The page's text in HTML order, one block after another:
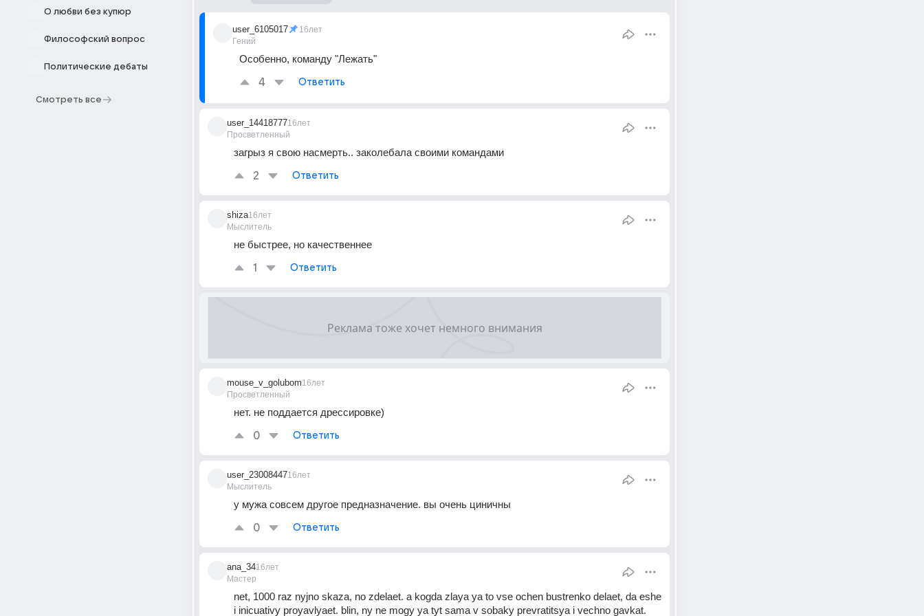
О любви без купюр
Философский вопрос
Политические дебаты
Смотреть все
user_6105017
Гений
16лет
Особенно, команду "Лежать"
4 Ответить
user_14418777
Просветленный
16лет
загрыз я свою насмерть.. заколебала своими командами
2 Ответить
shiza
Мыслитель
16лет
не быстрее, но качественнее
1 Ответить
mouse_v_golubom
Просветленный
16лет
нет. не поддается дрессировке)
0 Ответить
user_23008447
Мыслитель
16лет
у мужа совсем другое предназначение. вы очень циничны
0 Ответить
ana_34
Мастер
16лет
net, 1000 raz nyjno skaza, no zdelaet. a kogda zlaya ya to vse ochen bustrenko delaet, da eshe
i inicuativy proyavlyaet. blin, ny ne mogy ya tyt sama v sobaky prevratitsya i vechno gavkat.